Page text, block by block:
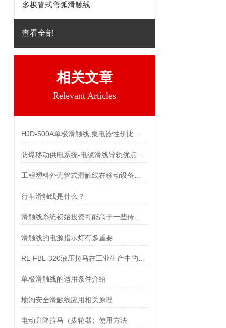
多极管式弯弧滑触线
查看全部
相关文章
Relevant Articles
行车滑触线是什么？
滑触线的电源指示灯有多重要
单极滑触线的适用条件介绍
地沟安全滑触线应用相关原理
电动升降拉马（拔轮器）使用方法